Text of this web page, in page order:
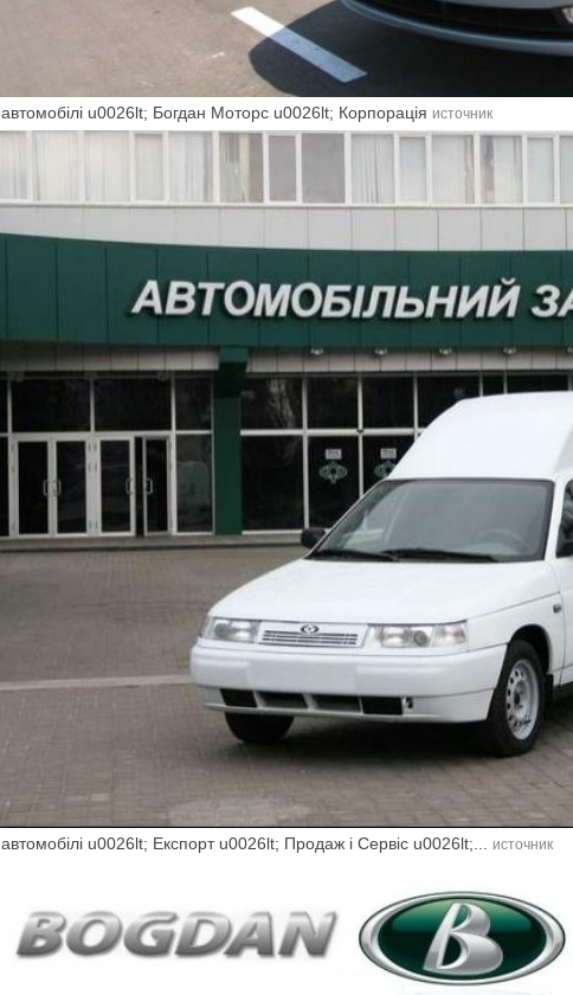
автомобілі u0026lt; Богдан Моторс u0026lt; Корпорація источник
автомобілі u0026lt; Експорт u0026lt; Продаж і Сервіс u0026lt;... источник